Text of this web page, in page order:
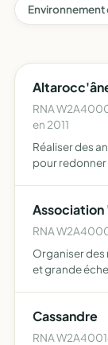
RNA
en 2011
Réaliser des
pour redonner
(faune, flore,
Association
RNA
Organiser
et grande
(échange …
Cassandre
RNA